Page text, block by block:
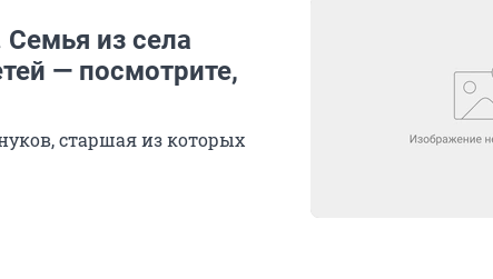
из села
— посмотрите,
старшая из которых